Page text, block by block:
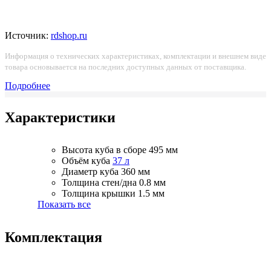
Источник: rdshop.ru
Информация о технических характеристиках, комплектации и внешнем виде
товара основывается на последних доступных данных от поставщика.
Подробнее
Характеристики
Высота куба в сборе 495 мм
Объём куба 37 л
Диаметр куба 360 мм
Толщина стен/дна 0.8 мм
Толщина крышки 1.5 мм
Показать все
Комплектация